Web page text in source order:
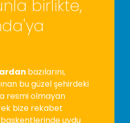
birlikte,
bazılarını,
bu güzel şehirdeki
resmi olmayan
bize rekabet
uydu